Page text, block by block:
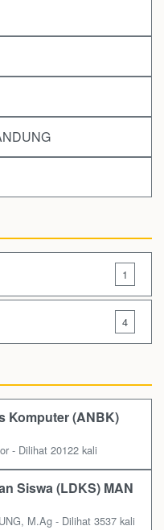
1
4
Komputer (ANBK)
- Dilihat 20122 kali
Siswa (LDKS) MAN
M.Ag - Dilihat 3537 kali